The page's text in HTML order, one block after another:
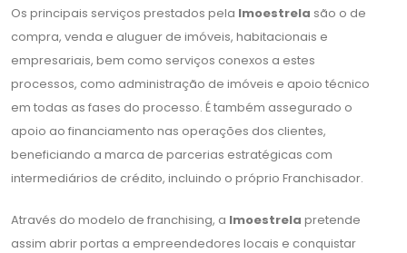
Os principais serviços prestados pela Imoestrela são o de
compra, venda e aluguer de imóveis, habitacionais e
empresariais, bem como serviços conexos a estes
processos, como administração de imóveis e apoio técnico
em todas as fases do processo. É também assegurado o
apoio ao financiamento nas operações dos clientes,
beneficiando a marca de parcerias estratégicas com
intermediários de crédito, incluindo o próprio Franchisador.
Através do modelo de franchising, a Imoestrela pretende
assim abrir portas a empreendedores locais e conquistar